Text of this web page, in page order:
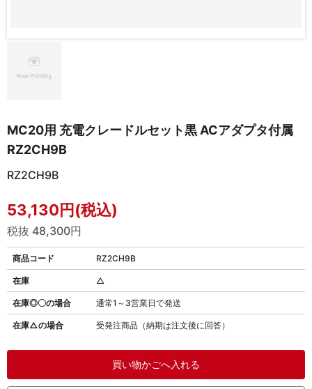
MC20用 充電クレードルセット黒 ACアダプタ付属
RZ2CH9B
RZ2CH9B
53,130円(税込)
税抜 48,300円
商品コード RZ2CH9B
在庫◎〇の場合 通常1～3営業日で発送
在庫△の場合 受発注商品（納期は注文後に回答）
在庫 △